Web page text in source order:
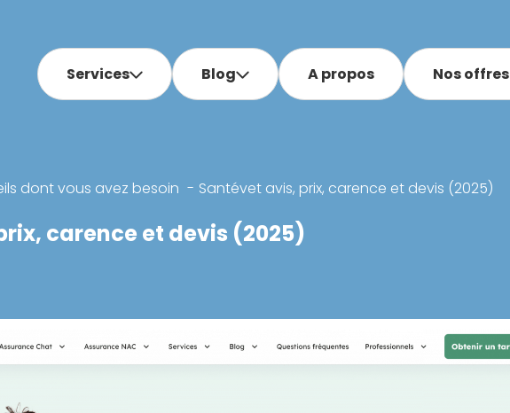
Services Blog A propos Nos offres
dont vous avez besoin Santévet avis, prix, carence et devis (2025)
carence et devis (2025)